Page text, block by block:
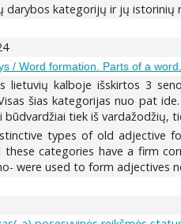
darybos kategorijų ir jų istorinių
/ Word formation. Parts of a word.
lietuvių kalboje išskirtos 3
šias kategorijas nuo pat
tiek iš vardažodžių,
types of old adjective
these categories have a firm
were used to form adjectives